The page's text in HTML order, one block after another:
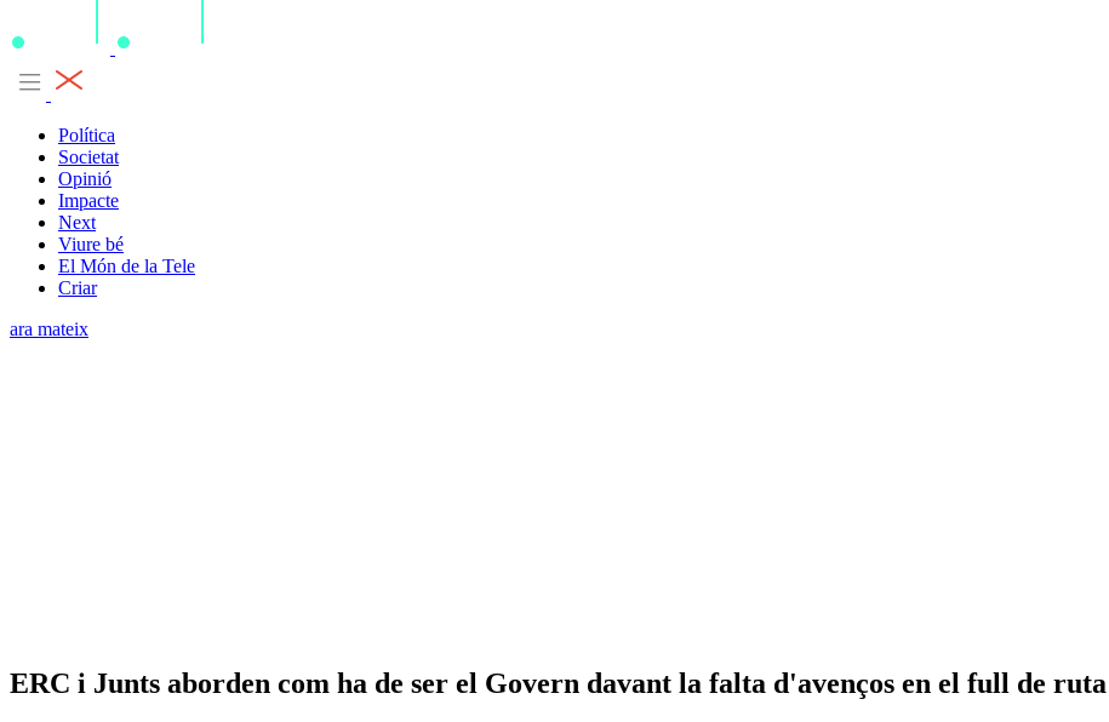
Política
Societat
Opinió
Impacte
Next
Viure bé
El Món de la Tele
Criar
ara mateix
ERC i Junts aborden com ha de ser el Govern davant la falta d'avenços en el full de ruta